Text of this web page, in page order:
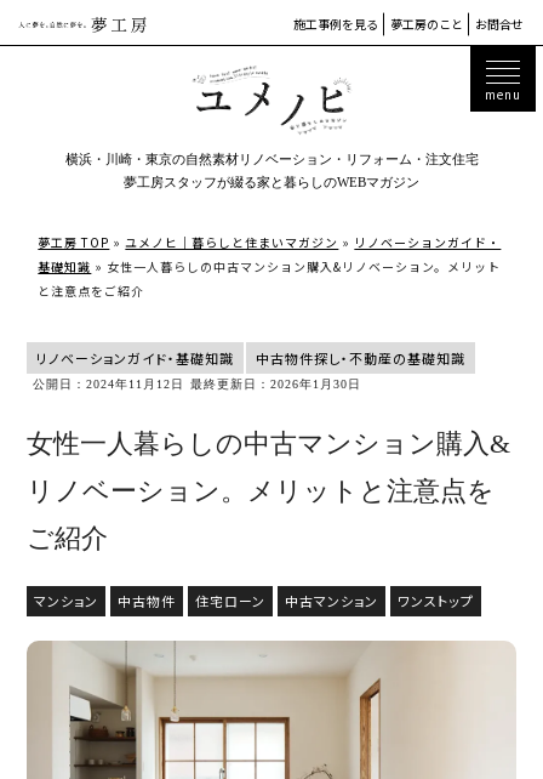
施工事例を見る 夢工房のこと お問合せ
横浜・川崎・東京の自然素材リノベーション・リフォーム・注文住宅
夢工房スタッフが綴る家と暮らしのWEBマガジン
夢工房 TOP » ユメノヒ｜暮らしと住まいマガジン » リノベーションガイド・
基礎知識 » 女性一人暮らしの中古マンション購入&リノベーション。メリット
と注意点をご紹介
リノベーションガイド・基礎知識 中古物件探し・不動産の基礎知識
公開日：2024年11月12日 最終更新日：2026年1月30日
女性一人暮らしの中古マンション購入&
リノベーション。メリットと注意点を
ご紹介
マンション 中古物件 住宅ローン 中古マンション ワンストップ